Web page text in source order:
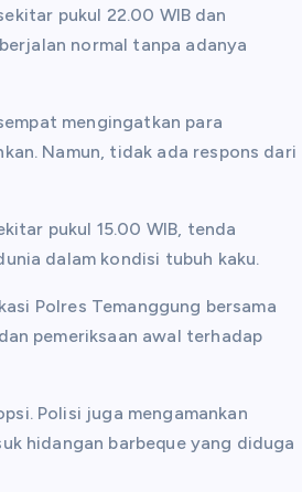
pukul 22.00 WIB dan
normal tanpa adanya
mengingatkan para
Namun, tidak ada respons dari
pukul 15.00 WIB, tenda
dalam kondisi tubuh kaku.
Polres Temanggung bersama
pemeriksaan awal terhadap
Polisi juga mengamankan
hidangan barbeque yang diduga